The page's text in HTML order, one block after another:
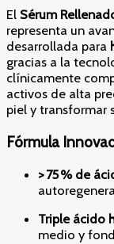
El Sérum
representa un
desarrollada para
gracias a la
clínicamente
activos de alta
piel y transformar
Fórmula
> 75 % de
Triple ácido
medio y